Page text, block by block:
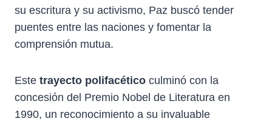
su escritura y su activismo, Paz buscó tender
puentes entre las naciones y fomentar la
comprensión mutua.
Este trayecto polifacético culminó con la
concesión del Premio Nobel de Literatura en
1990, un reconocimiento a su invaluable